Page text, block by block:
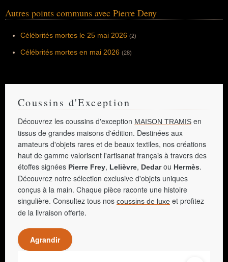
la suite de pressions et de menaces. Il
obtient un César du meilleur acteur pour son
(1984, de Claude Berri) et fondera en 1985
d'aide aux plus pauvres). Mort dans un
accident de moto, les circonstances de sa
Autres points communs avec Pierre Deny
Célébrités mortes le 25 mai 2026 (2)
Célébrités mortes en mai 2026 (28)
Coussins d'Exception
Découvrez les coussins d'exception MAISON TRAMIS en
tissus de grandes maisons d'édition. Destinées aux
amateurs d'objets rares et de beaux textiles, nos créations
haut de gamme valorisent l'artisanat français à travers des
étoffes signées Pierre Frey, Lelièvre, Dedarou Hermès.
Découvrez notre sélection exclusive d'objets uniques
conçus à la main. Chaque pièce raconte une histoire
singulière. Consultez tous nos coussins de luxe et profitez
de la livraison offerte.
Agrandir